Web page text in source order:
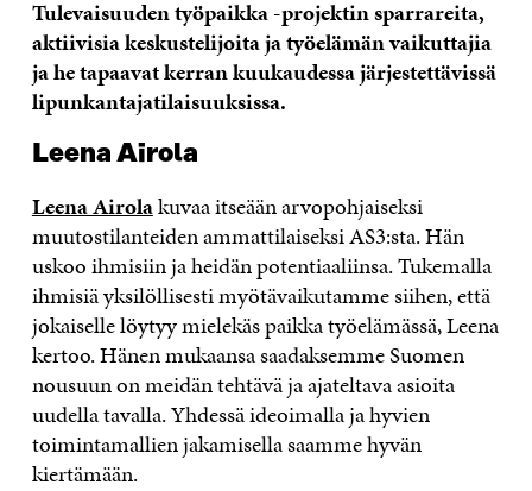
Tulevaisuuden työpaikka -projektin sparrareita,
aktiivisia keskustelijoita ja työelämän vaikuttajia
ja he tapaavat kerran kuukaudessa järjestettävissä
lipunkantajatilaisuuksissa.
Leena Airola
Leena Airolakuvaa itseään arvopohjaiseksi
muutostilanteiden ammattilaiseksi AS3:sta. Hän
uskoo ihmisiin ja heidän potentiaaliinsa. Tukemalla
ihmisiä yksilöllisesti myötävaikutamme siihen, että
jokaiselle löytyy mielekäs paikka työelämässä, Leena
kertoo. Hänen mukaansa saadaksemme Suomen
nousuun on meidän tehtävä ja ajateltava asioita
uudella tavalla. Yhdessä ideoimalla ja hyvien
toimintamallien jakamisella saamme hyvän
kiertämään.